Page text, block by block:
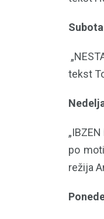
tekst
po
režija